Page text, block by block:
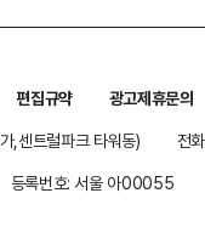
편집규약
광고제휴문의
,센트럴파크 타워동)
전
등록번호: 서울 아00055